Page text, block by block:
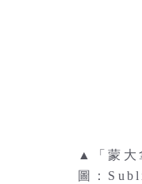
▲「蒙大
圖：